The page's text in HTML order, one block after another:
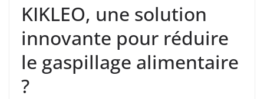
KIKLEO, une solution
innovante pour réduire
le gaspillage alimentaire
?